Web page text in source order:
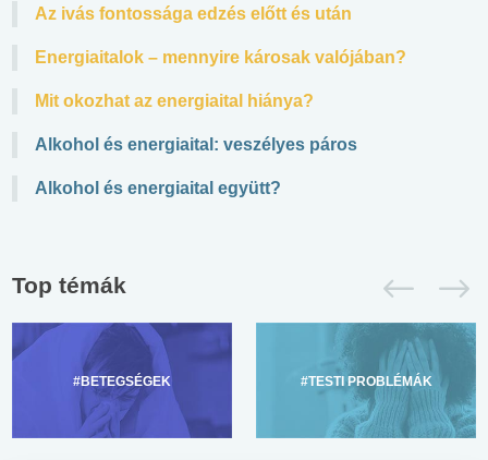
Az ivás fontossága edzés előtt és után
Energiaitalok – mennyire károsak valójában?
Mit okozhat az energiaital hiánya?
Alkohol és energiaital: veszélyes páros
Alkohol és energiaital együtt?
Top témák
#BETEGSÉGEK #TESTI PROBLÉMÁK